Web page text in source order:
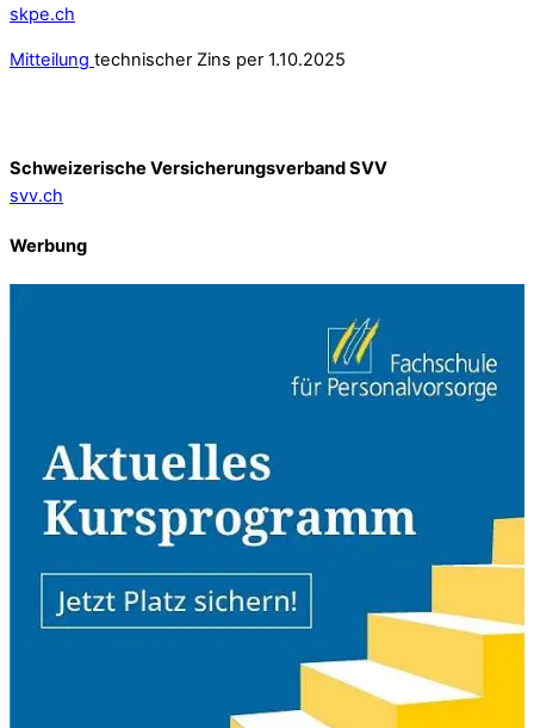
skpe.ch
Mitteilung technischer Zins per 1.10.2025
Schweizerische Versicherungsverband SVV
svv.ch
Werbung